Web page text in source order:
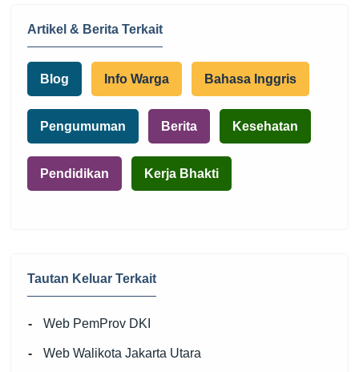
Artikel & Berita Terkait
Blog Info Warga Bahasa Inggris
Pengumuman Berita Kesehatan
Pendidikan Kerja Bhakti
Tautan Keluar Terkait
Web PemProv DKI
Web Walikota Jakarta Utara